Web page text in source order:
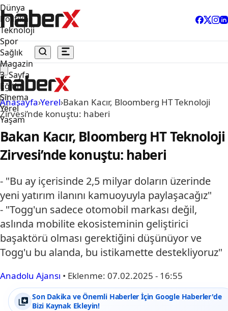
Dünya
Politika
Teknoloji
Spor
Sağlık
Magazin
3. Sayfa
Eğitim
Sinema
Yerel
Yaşam
Anasayfa›Yerel›Bakan Kacır, Bloomberg HT Teknoloji
Zirvesi’nde konuştu: haberi
Bakan Kacır, Bloomberg HT Teknoloji
Zirvesi’nde konuştu: haberi
- "Bu ay içerisinde 2,5 milyar doların üzerinde
yeni yatırım ilanını kamuoyuyla paylaşacağız"
- "Togg'un sadece otomobil markası değil,
aslında mobilite ekosisteminin geliştirici
başaktörü olması gerektiğini düşünüyor ve
Togg'u bu alanda, bu istikamette destekliyoruz"
Anadolu Ajansı • Eklenme: 07.02.2025 - 16:55
Son Dakika ve Önemli Haberler İçin Google Haberler'de
Bizi Kaynak Ekleyin!